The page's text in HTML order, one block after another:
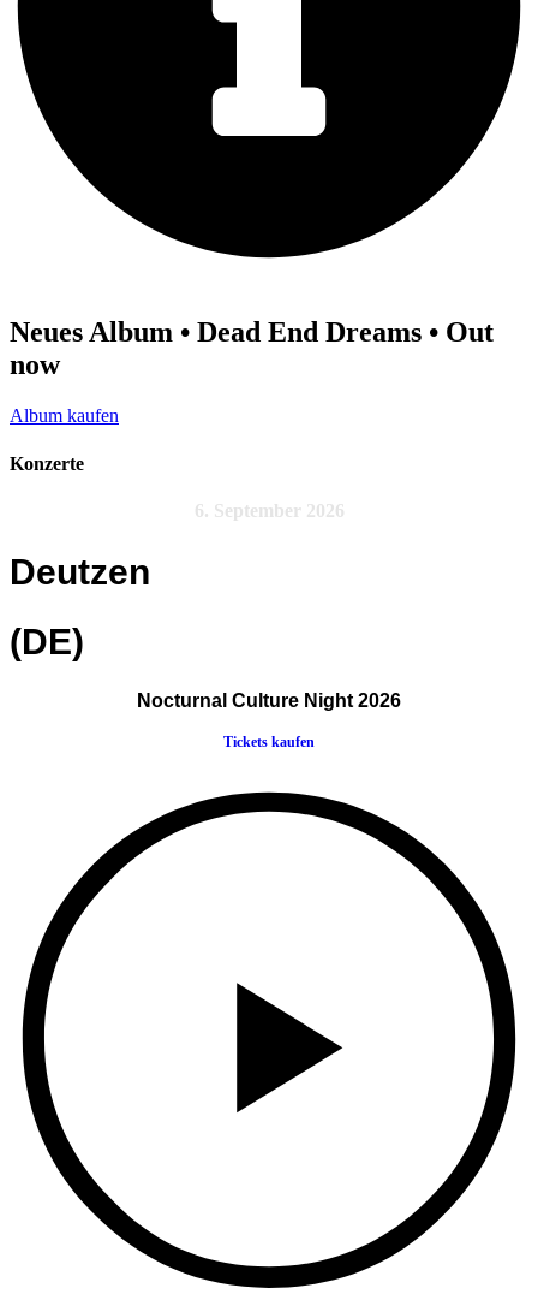
Neues Album • Dead End Dreams • Out
now
Album kaufen
Konzerte
6. September 2026
Deutzen
(DE)
Nocturnal Culture Night 2026
Tickets kaufen